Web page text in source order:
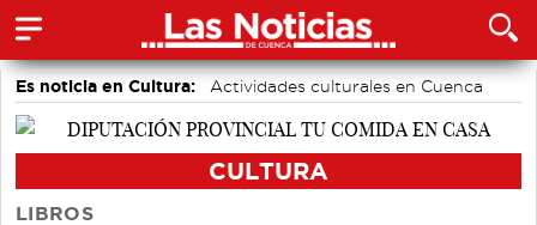
Es noticia en Cultura:
Actividades culturales en Cuenca
Festivales
CULTURA
LIBROS